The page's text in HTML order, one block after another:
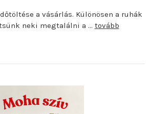
a vásárlás. Különösen a ruhák
neki megtalálni a … tovább